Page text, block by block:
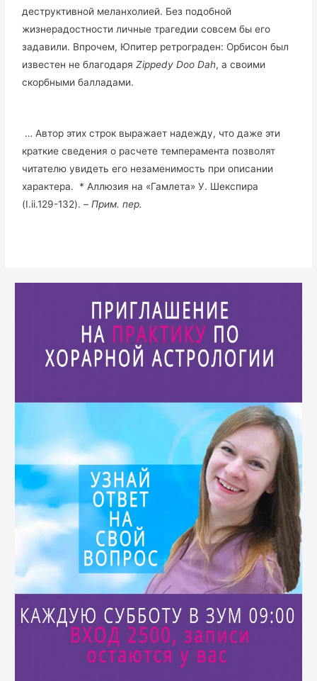
деструктивной меланхолией. Без подобной
жизнерадостности личные трагедии совсем бы его
задавили. Впрочем, Юпитер ретрограден: Орбисон был
известен не благодаряZippedy Doo Dah, а своими
скорбными балладами.
… Автор этих строк выражает надежду, что даже эти
краткие сведения о расчете темперамента позволят
читателю увидеть его незаменимость при описании
характера. * Аллюзия на «Гамлета» У. Шекспира
(I.ii.129-132). –Прим. пер.